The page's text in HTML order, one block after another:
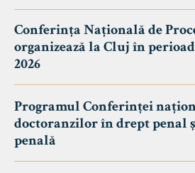
Conferința Națională de
organizează la Cluj în
2026
Programul Conferinței
doctoranzilor în drept penal
penală